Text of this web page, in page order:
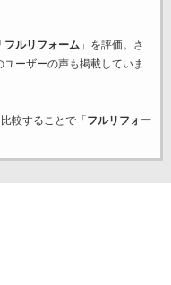
フルリフォーム」を評価。さ
ーザーの声も掲載していま
較することで「 フルリフォー